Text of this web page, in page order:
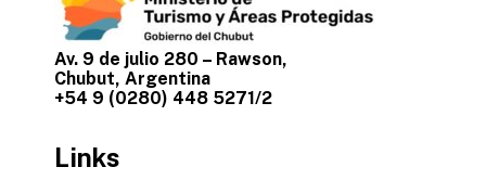
Av. 9 de julio 280 – Rawson,
Chubut, Argentina
+54 9 (0280) 448 5271/2
Links